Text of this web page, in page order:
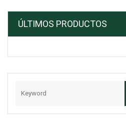
ÚLTIMOS PRODUCTOS